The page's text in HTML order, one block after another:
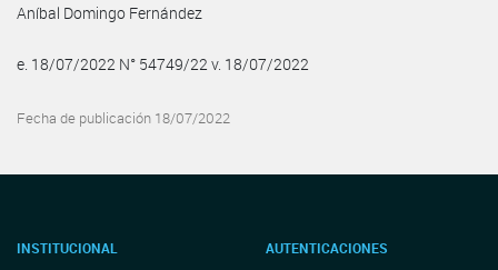
Aníbal Domingo Fernández
e. 18/07/2022 N° 54749/22 v. 18/07/2022
Fecha de publicación 18/07/2022
INSTITUCIONAL AUTENTICACIONES